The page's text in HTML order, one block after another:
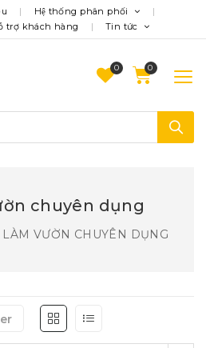
Hệ thống phân phối
trợ khách hàng Tin tức
0
chuyên dụng
LÀM VƯỜN CHUYÊN DỤNG